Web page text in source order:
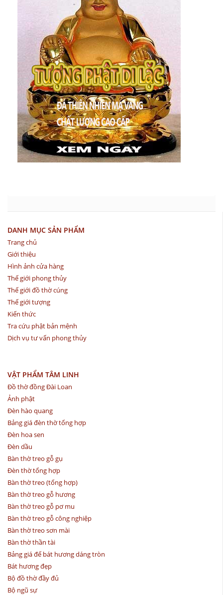
DANH MỤC SẢN PHẨM
Trang chủ
Giới thiệu
Hình ảnh cửa hàng
Thế giới phong thủy
Thế giới đồ thờ cúng
Thế giới tượng
Kiến thức
Tra cứu phật bản mệnh
Dịch vụ tư vấn phong thủy
VẬT PHẨM TÂM LINH
Đồ thờ đồng Đài Loan
Ảnh phật
Đèn hào quang
Bảng giá đèn thờ tổng hợp
Đèn hoa sen
Đèn dầu
Bàn thờ treo gỗ gụ
Đèn thờ tổng hợp
Bàn thờ treo (tổng hợp)
Bàn thờ treo gỗ hương
Bàn thờ treo gỗ pơ mu
Bàn thờ treo gỗ công nghiệp
Bàn thờ treo sơn mài
Bàn thờ thần tài
Bảng giá đế bát hương dáng tròn
Bát hương đẹp
Bộ đồ thờ đầy đủ
Bộ ngũ sự